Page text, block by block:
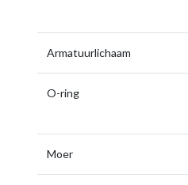
Armatuurlichaam
O-ring
Moer